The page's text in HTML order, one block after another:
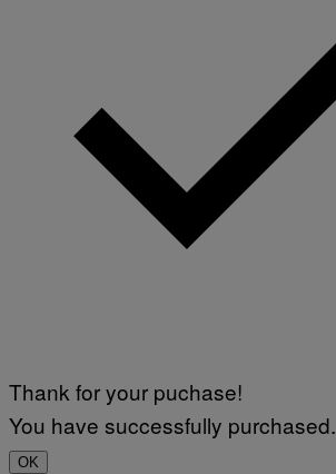
Thank for your puchase!
You have successfully purchased.
OK